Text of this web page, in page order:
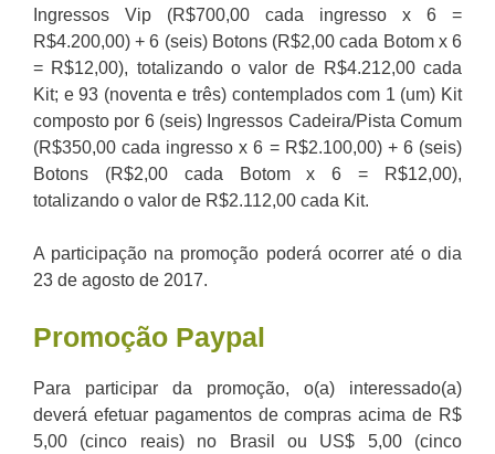
Ingressos Vip (R$700,00 cada ingresso x 6 =
R$4.200,00) + 6 (seis) Botons (R$2,00 cada Botom x 6
= R$12,00), totalizando o valor de R$4.212,00 cada
Kit; e 93 (noventa e três) contemplados com 1 (um) Kit
composto por 6 (seis) Ingressos Cadeira/Pista Comum
(R$350,00 cada ingresso x 6 = R$2.100,00) + 6 (seis)
Botons (R$2,00 cada Botom x 6 = R$12,00),
totalizando o valor de R$2.112,00 cada Kit.
A participação na promoção poderá ocorrer até o dia
23 de agosto de 2017.
Promoção Paypal
Para participar da promoção, o(a) interessado(a)
deverá efetuar pagamentos de compras acima de R$
5,00 (cinco reais) no Brasil ou US$ 5,00 (cinco